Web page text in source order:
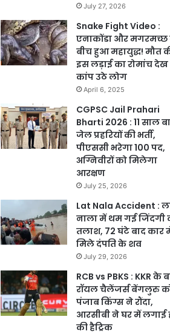
July 27, 2026
Snake Fight Video :
एनाकोंडा और मगरमच्छ
बीच हुआ महायुद्ध! मौत
इस लड़ाई का रोमांच देख
कांप उठे लोग
April 6, 2025
CGPSC Jail Prahari
Bharti 2026 : 11 साल
जेल प्रहरियों की भर्ती,
पीएससी भरेगा 100 पद,
अग्निवीरों को मिलेगा
आरक्षण
July 25, 2026
Lat Nala Accident :
नाला में थम गई जिंदगी
तलाश, 72 घंटे बाद कार
मिले दंपति के शव
July 29, 2026
RCB vs PBKS : KKR के
रॉयल चैलेंजर्स बेंगलुरु
पंजाब किंग्स ने रौंदा,
आरसीबी ने घर में लगाई
की हैट्रिक